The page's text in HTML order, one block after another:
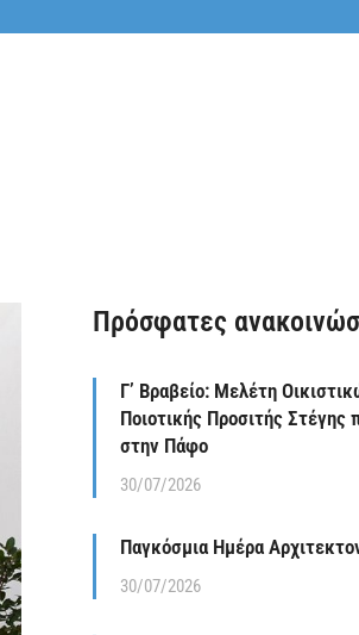
Πρόσφατες
Γ’ Βραβείο: Μελέτη
Ποιοτικής Προσιτής Στέγης
στην Πάφο
30/07/2026
Παγκόσμια Ημέρα
30/07/2026